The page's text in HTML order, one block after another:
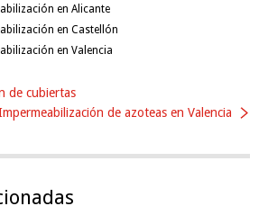
en Alicante
en Castellón
en Valencia
de cubiertas
de azoteas en Valencia